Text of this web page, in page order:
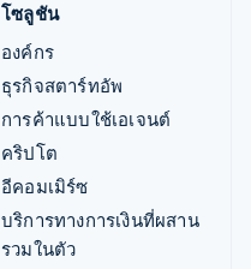
โซลูชัน
องค์กร
ธุรกิจสตาร์ทอัพ
การค้าแบบใช้เอเจนต์
คริปโต
อีคอมเมิร์ซ
บริการทางการเงินที่ผสาน
รวมในตัว